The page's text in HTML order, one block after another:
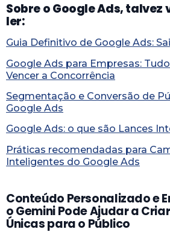
Sobre o Google Ads, talvez
ler:
Guia Definitivo de Google Ads:
Google Ads para Empresas:
Vencer a Concorrência
Segmentação e Conversão de
Google Ads
Google Ads: o que são Lances
Práticas recomendadas para
Inteligentes do Google Ads
Conteúdo Personalizado e
o Gemini Pode Ajudar a
Únicas para o Público